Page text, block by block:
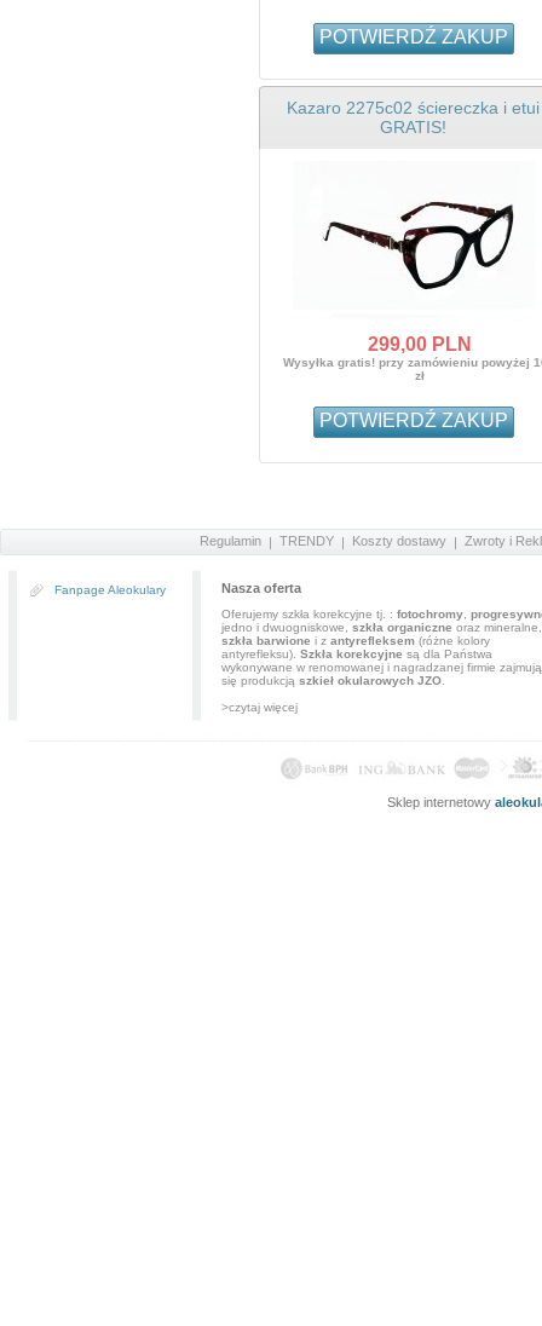
POTWIERDŹ ZAKUP
Kazaro 2275c02 ściereczka i etui
GRATIS!
299,00PLN
Wysyłka gratis! przy zamówieniu powyżej
zł
POTWIERDŹ ZAKUP
Regulamin TRENDY Koszty dostawy Zwroty i
Fanpage Aleokulary Nasza oferta
Oferujemy szkła korekcyjne tj. : fotochromy
jedno i dwuogniskowe, szkła organiczne oraz mineralne,
szkła barwione i z antyrefleksem (różne kolory
antyrefleksu). Szkła korekcyjne są dla Państwa
wykonywane w renomowanej i nagradzanej firmie
się produkcją szkieł okularowych JZO
>czytaj więcej
Sklep internetowy